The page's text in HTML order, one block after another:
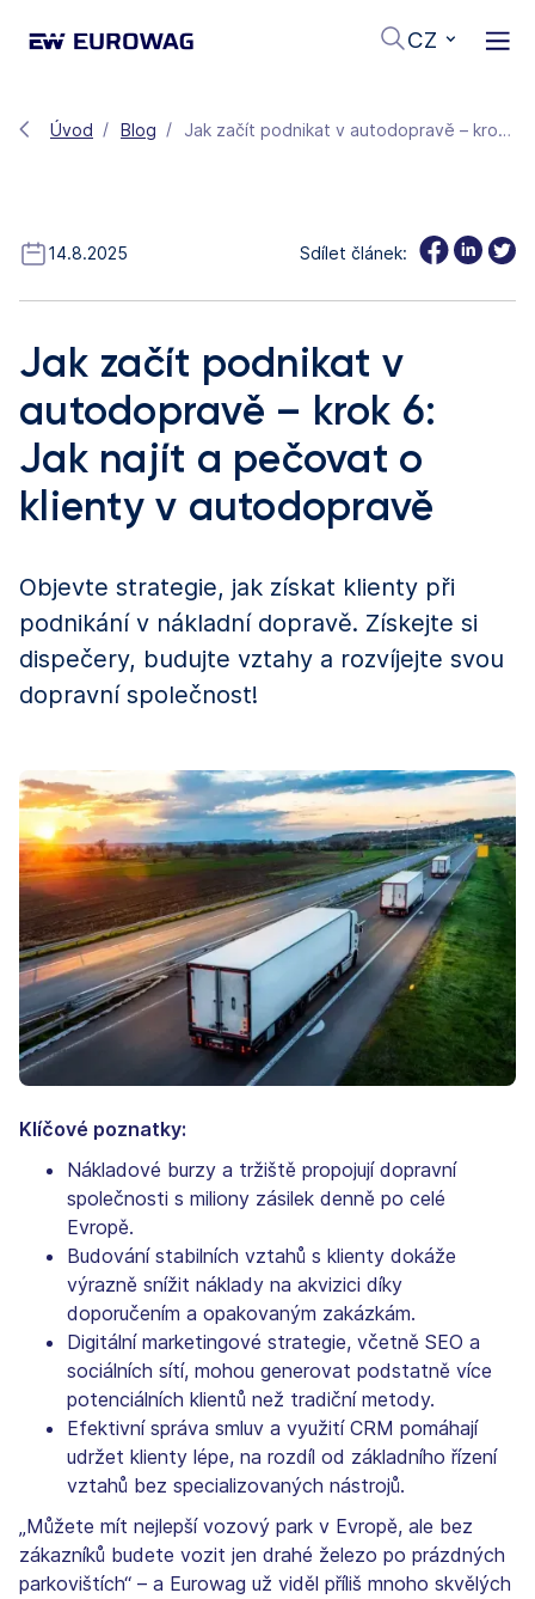
CZ
Úvod Blog Jak začít podnikat v autodopravě – krok 6: Jak najít a pečovat o klienty v autodopravě
14.8.2025 Sdílet článek:
Jak začít podnikat v
autodopravě – krok 6:
Jak najít a pečovat o
klienty v autodopravě
Objevte strategie, jak získat klienty při
podnikání v nákladní dopravě. Získejte si
dispečery, budujte vztahy a rozvíjejte svou
dopravní společnost!
Klíčové poznatky:
Nákladové burzy a tržiště propojují dopravní
společnosti s miliony zásilek denně po celé
Evropě.
Budování stabilních vztahů s klienty dokáže
výrazně snížit náklady na akvizici díky
doporučením a opakovaným zakázkám.
Digitální marketingové strategie, včetně SEO a
sociálních sítí, mohou generovat podstatně více
potenciálních klientů než tradiční metody.
Efektivní správa smluv a využití CRM pomáhají
udržet klienty lépe, na rozdíl od základního řízení
vztahů bez specializovaných nástrojů.
„Můžete mít nejlepší vozový park v Evropě, ale bez
zákazníků budete vozit jen drahé železo po prázdných
parkovištích“ – a Eurowag už viděl příliš mnoho skvělých